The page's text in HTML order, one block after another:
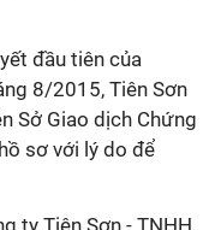
đầu tiên của
8/2015, Tiên Sơn
Sở Giao dịch Chứng
sơ với lý do để
ty Tiên Sơn - TNHH,